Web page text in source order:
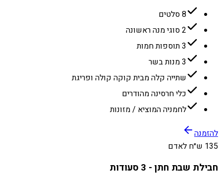
8 סלטים
2 סוגי מנה ראשונה
3 תוספות חמות
3 מנות בשר
שתייה קלה מבית קוקה קולה ופריגת
כלי חרסינה מהודרים
לחמניה המוציא / מזונות
להזמנה
135 ש״ח לאדם
חבילת שבת חתן - 3 סעודות